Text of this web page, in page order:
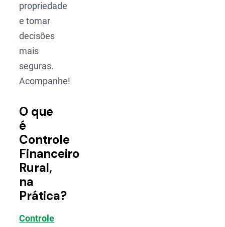
propriedade
e tomar
decisões
mais
seguras.
Acompanhe!
O que
é
Controle
Financeiro
Rural,
na
Prática?
Controle